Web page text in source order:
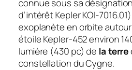
connue sous sa
d’intérêt Kepler KOI-
exoplanète en orbite
étoile Kepler-452 environ
lumière (430 pc) de la terre
constellation du Cygne.